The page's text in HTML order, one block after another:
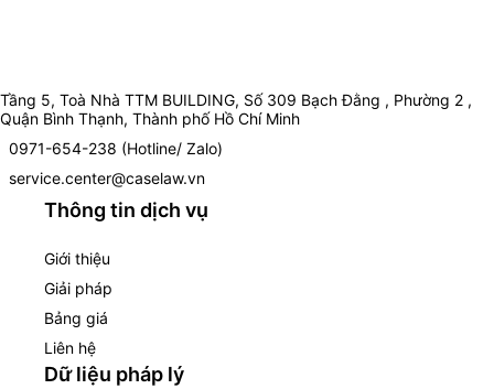
Tầng 5, Toà Nhà TTM BUILDING, Số 309 Bạch Đằng , Phường 2 ,
Quận Bình Thạnh, Thành phố Hồ Chí Minh
0971-654-238 (Hotline/ Zalo)
service.center@caselaw.vn
Thông tin dịch vụ
Giới thiệu
Giải pháp
Bảng giá
Liên hệ
Dữ liệu pháp lý